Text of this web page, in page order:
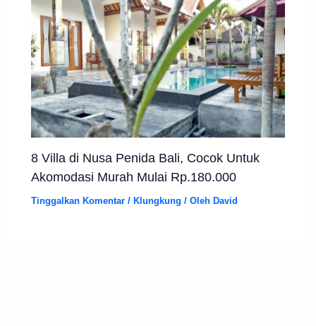
8 Villa di Nusa Penida Bali, Cocok Untuk
Akomodasi Murah Mulai Rp.180.000
Tinggalkan Komentar /Klungkung / OlehDavid